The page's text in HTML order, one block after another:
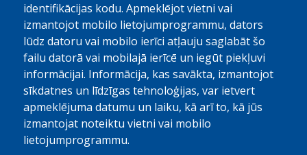
1 km OpenStreetMap contributors
identifikācijas kodu. Apmeklējot vietni vai
izmantojot mobilo lietojumprogrammu, dators
lūdz datoru vai mobilo ierīci atļauju saglabāt šo
failu datorā vai mobilajā ierīcē un iegūt piekļuvi
informācijai. Informācija, kas savākta, izmantojot
sīkdatnes un līdzīgas tehnoloģijas, var ietvert
apmeklējuma datumu un laiku, kā arī to, kā jūs
izmantojat noteiktu vietni vai mobilo
lietojumprogrammu.